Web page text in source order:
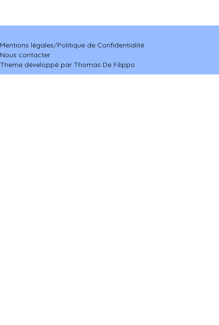
Mentions légales/Politique de Confidentialité
Nous contacter
Theme développé par Thomas De Filippo